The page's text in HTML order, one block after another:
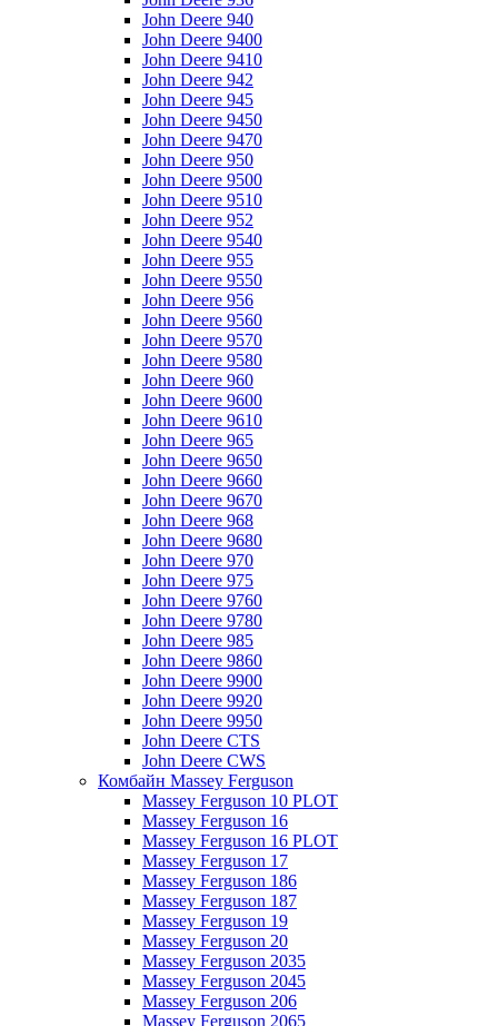
John Deere 940
John Deere 9400
John Deere 9410
John Deere 942
John Deere 945
John Deere 9450
John Deere 9470
John Deere 950
John Deere 9500
John Deere 9510
John Deere 952
John Deere 9540
John Deere 955
John Deere 9550
John Deere 956
John Deere 9560
John Deere 9570
John Deere 9580
John Deere 960
John Deere 9600
John Deere 9610
John Deere 965
John Deere 9650
John Deere 9660
John Deere 9670
John Deere 968
John Deere 9680
John Deere 970
John Deere 975
John Deere 9760
John Deere 9780
John Deere 985
John Deere 9860
John Deere 9900
John Deere 9920
John Deere 9950
John Deere CTS
John Deere CWS
Комбайн Massey Ferguson
Massey Ferguson 10 PLOT
Massey Ferguson 16
Massey Ferguson 16 PLOT
Massey Ferguson 17
Massey Ferguson 186
Massey Ferguson 187
Massey Ferguson 19
Massey Ferguson 20
Massey Ferguson 2035
Massey Ferguson 2045
Massey Ferguson 206
Massey Ferguson 2065